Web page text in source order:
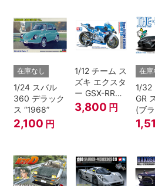
在庫なし
1/24 スバル
360 デラック
ス “1968”
2,100 円
1/12 チーム ス
ズキ エクスタ
ー GSX-RR
'20
3,800 円
在庫
1/32
GR
(ブ
リッ